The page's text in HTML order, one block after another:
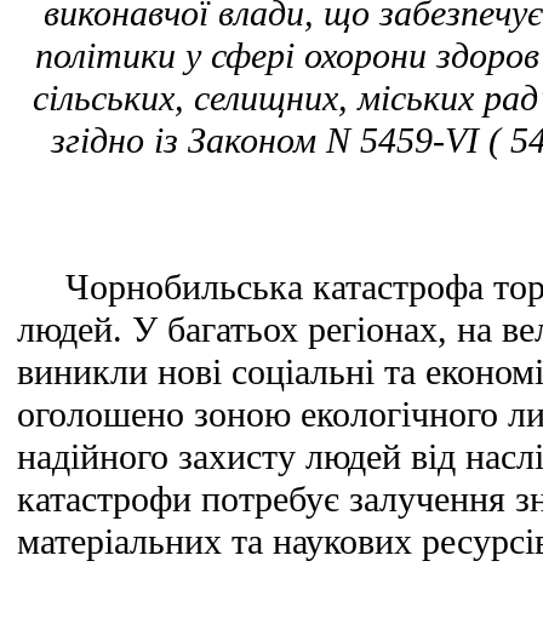
виконавчої влади, що
політики у сфері охорони
сільських, селищних, міських
згідно із Законом N 5459-VI (
Чорнобильська катастрофа
людей. У багатьох регіонах, на
виникли нові соціальні та
оголошено зоною екологічного
надійного захисту людей від
катастрофи потребує залучення
матеріальних та наукових